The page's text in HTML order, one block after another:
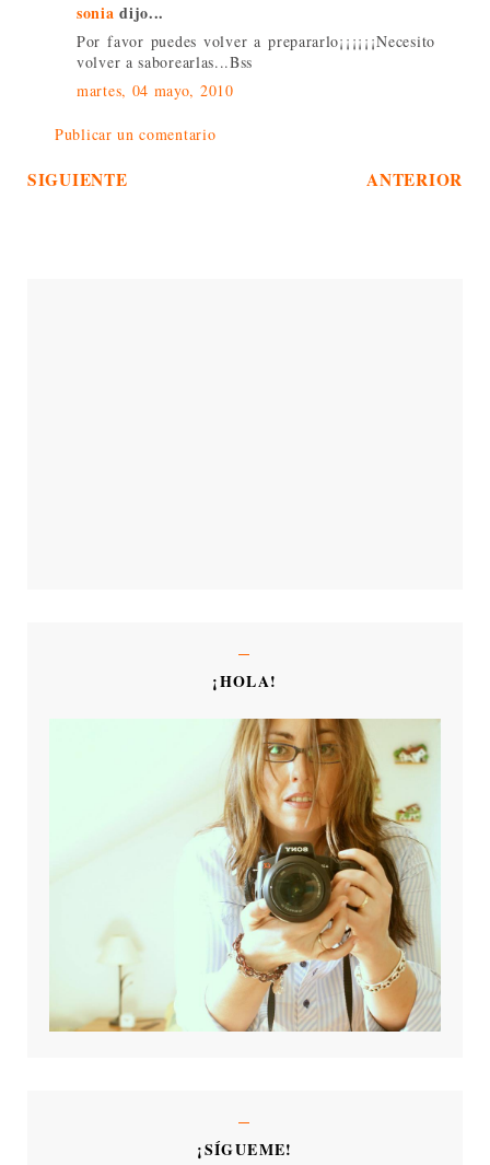
sonia dijo...
Por favor puedes volver a prepararlo¡¡¡¡¡¡Necesito
volver a saborearlas...Bss
martes, 04 mayo, 2010
Publicar un comentario
SIGUIENTE ANTERIOR
¡HOLA!
¡SÍGUEME!